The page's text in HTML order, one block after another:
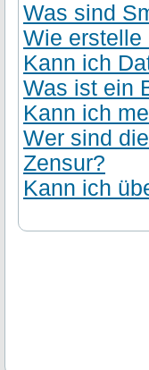
Was sind
Wie erstelle
Kann ich
Was ist ein
Kann ich
Wer sind
Zensur?
Kann ich